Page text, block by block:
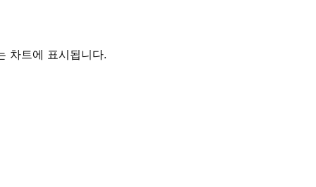
차트에 표시됩니다.